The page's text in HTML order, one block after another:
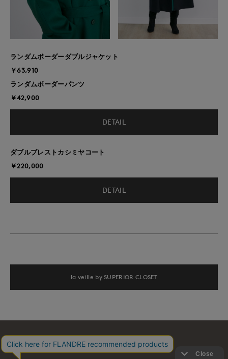
ランダムボーダーダブルジャケット
￥63,910
ランダムボーダーパンツ
￥42,900
DETAIL
ダブルブレストカシミヤコート
￥220,000
DETAIL
la veille by SUPERIOR CLOSET